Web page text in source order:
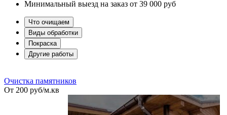
Минимальный выезд на заказ от 39 000 руб
Что очищаем
Виды обработки
Покраска
Другие работы
Очистка памятников
От 200 руб/м.кв